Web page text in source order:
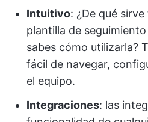
Intuitivo: ¿De qué
plantilla de
sabes cómo utilizarla?
fácil de navegar,
el equipo.
Integraciones: las